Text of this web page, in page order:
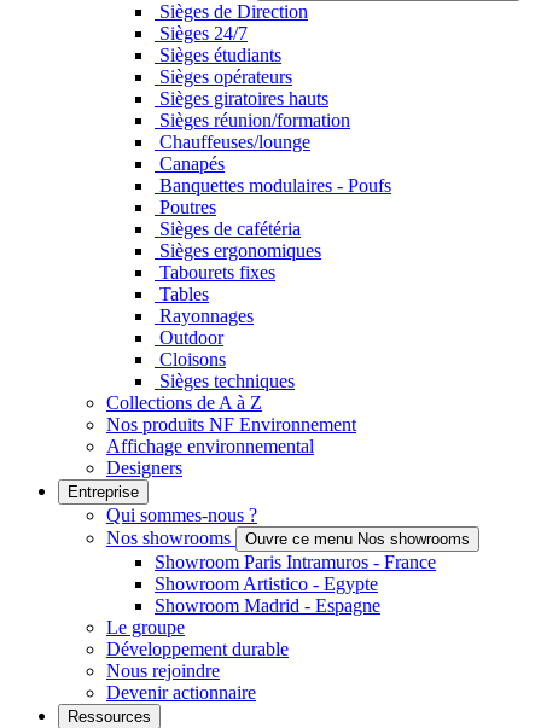
Sièges de Direction
Sièges 24/7
Sièges étudiants
Sièges opérateurs
Sièges giratoires hauts
Sièges réunion/formation
Chauffeuses/lounge
Canapés
Banquettes modulaires - Poufs
Poutres
Sièges de cafétéria
Sièges ergonomiques
Tabourets fixes
Tables
Rayonnages
Outdoor
Cloisons
Sièges techniques
Collections de A à Z
Nos produits NF Environnement
Affichage environnemental
Designers
Entreprise
Qui sommes-nous ?
Nos showrooms
Ouvre ce menu Nos showrooms
Showroom Paris Intramuros - France
Showroom Artistico - Egypte
Showroom Madrid - Espagne
Le groupe
Développement durable
Nous rejoindre
Devenir actionnaire
Ressources